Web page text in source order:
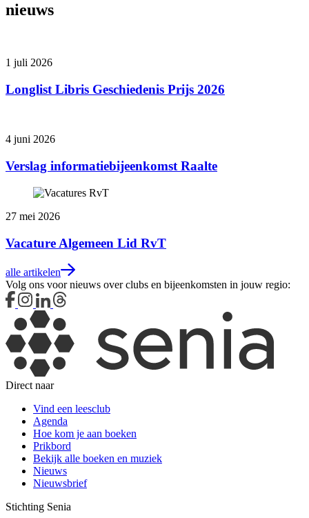
nieuws
1 juli 2026
Longlist Libris Geschiedenis Prijs 2026
4 juni 2026
Verslag informatiebijeenkomst Raalte
27 mei 2026
Vacature Algemeen Lid RvT
alle artikelen
Volg ons voor nieuws over clubs en bijeenkomsten in jouw regio:
Direct naar
Vind een leesclub
Agenda
Hoe kom je aan boeken
Prikbord
Bekijk alle boeken en muziek
Nieuws
Nieuwsbrief
Stichting Senia